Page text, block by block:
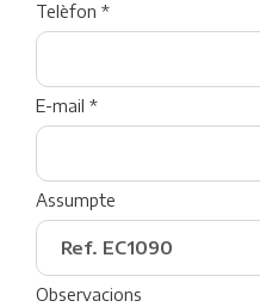
Telèfon *
E-mail *
Assumpte
Observacions